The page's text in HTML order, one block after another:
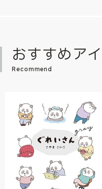
おすすめア
Recommend